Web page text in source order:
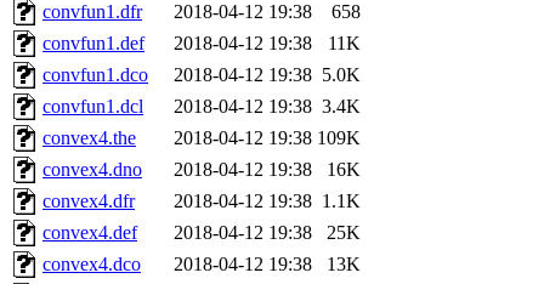
convfun1.dfr
2018-04-12 19:38
658
convfun1.def
2018-04-12 19:38
11K
convfun1.dco
2018-04-12 19:38 5.0K
convfun1.dcl
2018-04-12 19:38 3.4K
convex4.the
2018-04-12 19:38 109K
convex4.dno
2018-04-12 19:38
16K
convex4.dfr
2018-04-12 19:38 1.1K
convex4.def
2018-04-12 19:38
25K
convex4.dco
2018-04-12 19:38
13K